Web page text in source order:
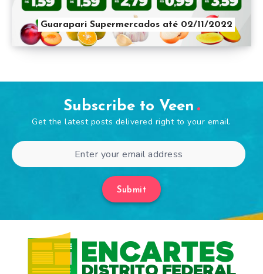
Guarapari Supermercados até 02/11/2022
Subscribe to Veen
Get the latest posts delivered right to your email.
Submit